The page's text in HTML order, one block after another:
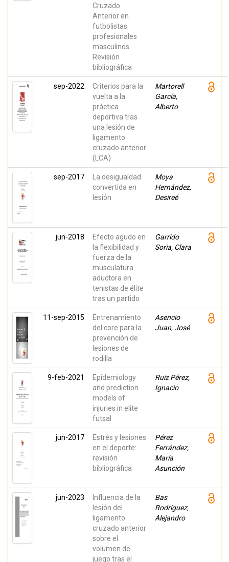
Cruzado
Anterior en
futbolistas
profesionales
masculinos.
Revisión
bibliográfica
sep-2022
Criterios para la
vuelta a la
práctica
deportiva tras
una lesión de
ligamento
cruzado anterior
(LCA)
Martorell
García,
Alberto
sep-2017
La desigualdad
convertida en
lesión
Moya
Hernández,
Desireé
jun-2018
Efecto agudo en
la flexibilidad y
fuerza de la
musculatura
aductora en
tenistas de élite
tras un partido
Garrido
Soria, Clara
11-sep-2015
Entrenamiento
del core para la
prevención de
lesiones de
rodilla
Asencio
Juan, José
9-feb-2021
Epidemiology
and prediction
models of
injuries in elite
futsal
Ruiz Pérez,
Ignacio
jun-2017
Estrés y lesiones
en el deporte:
revisión
bibliográfica
Pérez
Ferrández,
María
Asunción
jun-2023
Influencia de la
lesión del
ligamento
cruzado anterior
sobre el
volumen de
juego tras el
Bas
Rodríguez,
Alejandro